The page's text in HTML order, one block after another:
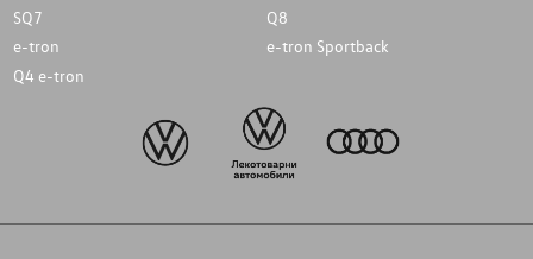
SQ7
Q8
e-tron
e-tron Sportback
Q4 e-tron